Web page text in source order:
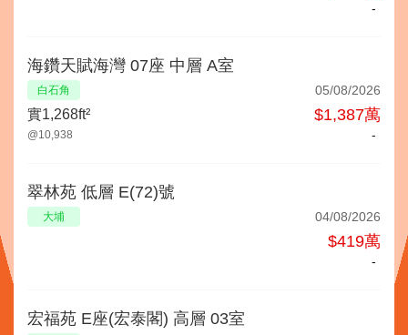
-
05/08/2026
白石角
海鑽天賦海灣 07座 中層 A室
$1,387萬
實1,268ft²
@10,938 -
04/08/2026
大埔
翠林苑 低層 E(72)號
$419萬
-
宏福苑 E座(宏泰閣) 高層 03室